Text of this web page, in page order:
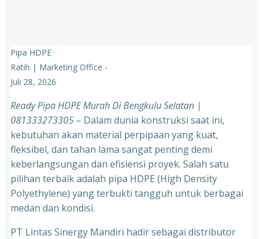
Pipa HDPE
Ratih | Marketing Office -
Juli 28, 2026
Ready Pipa HDPE Murah Di Bengkulu Selatan |
081333273305 – Dalam dunia konstruksi saat ini,
kebutuhan akan material perpipaan yang kuat,
fleksibel, dan tahan lama sangat penting demi
keberlangsungan dan efisiensi proyek. Salah satu
pilihan terbaik adalah pipa HDPE (High Density
Polyethylene) yang terbukti tangguh untuk berbagai
medan dan kondisi.
PT Lintas Sinergy Mandiri hadir sebagai distributor